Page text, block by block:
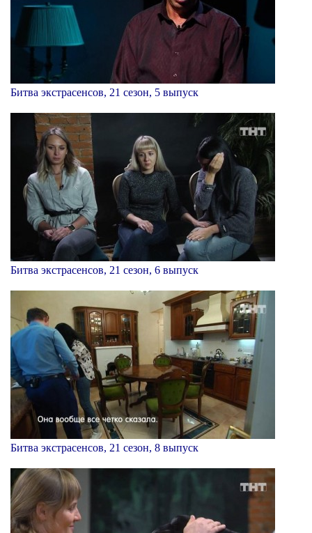
Битва экстрасенсов, 21 сезон, 5 выпуск
Битва экстрасенсов, 21 сезон, 6 выпуск
Битва экстрасенсов, 21 сезон, 8 выпуск